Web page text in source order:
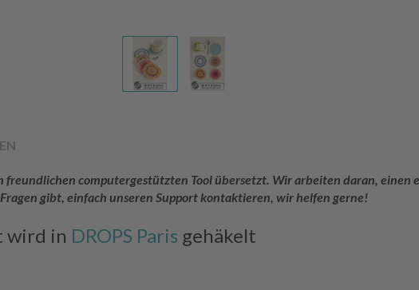
freundlichen computergestützten Tool übersetzt. Wir arbeiten daran, einen
gibt, einfach unseren Support kontaktieren, wir helfen gerne!
wird in DROPS Paris gehäkelt